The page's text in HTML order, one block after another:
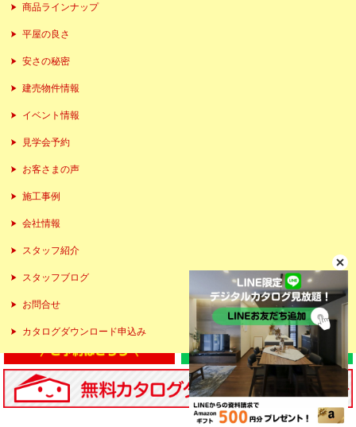
商品ラインナップ
平屋の良さ
安さの秘密
建売物件情報
イベント情報
見学会予約
お客さまの声
施工事例
会社情報
スタッフ紹介
スタッフブログ
お問合せ
カタログダウンロード申込み